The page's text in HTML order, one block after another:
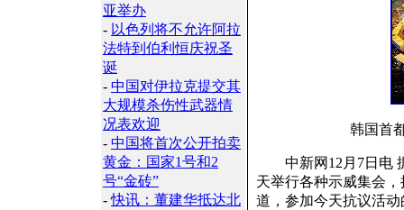
亚举办
- 以色列将不允许阿拉
法特到伯利恒庆祝圣
诞
- 中国对伊拉克提交其
大规模杀伤性武器情
况表欢迎
- 中国将首次公开拍卖
黄金：国家1号和2
号“金砖”
-快讯：董建华抵达北
韩国首
中新网12月7日电 据
天举行各种示威集会
道，参加今天抗议活